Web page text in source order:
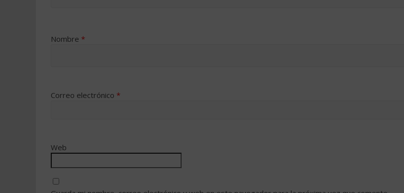
Nombre *
Correo electrónico *
Web